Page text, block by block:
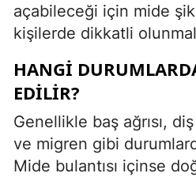
açabileceği için mide
kişilerde dikkatli
HANGI
EDILIR?
Genellikle baş ağrısı, diş
ve migren gibi
Mide bulantısı içinse